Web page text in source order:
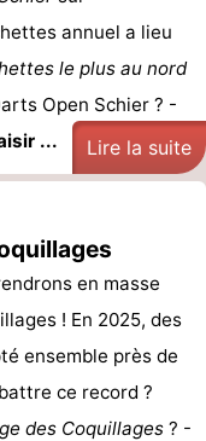
annuel a lieu
le plus au nord
Open Schier ? -
...
Lire la suite
en masse
! En 2025, des
ensemble près de
ce record ?
des Coquillages ? -